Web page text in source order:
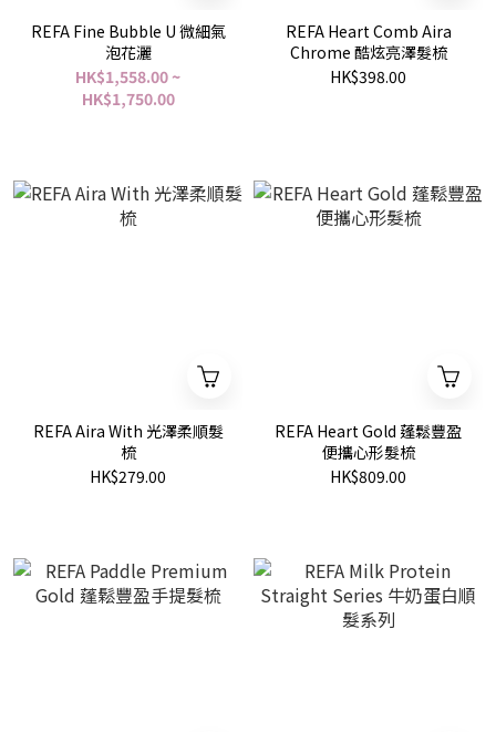
REFA Fine Bubble U 微細氣
泡花灑
HK$1,558.00 ~
HK$1,750.00
REFA Heart Comb Aira
Chrome 酷炫亮澤髮梳
HK$398.00
REFA Aira With 光澤柔順髮
梳
HK$279.00
REFA Heart Gold 蓬鬆豐盈
便攜心形髮梳
HK$809.00